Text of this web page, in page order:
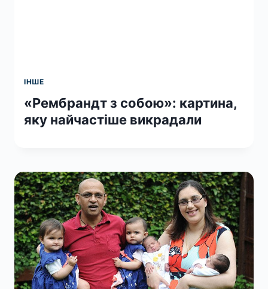
ІНШЕ
«Рембрандт з собою»: картина,
яку найчастіше викрадали